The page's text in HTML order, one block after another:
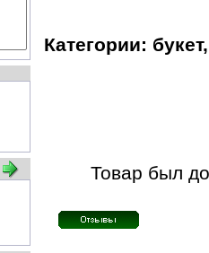
Категории:
Товар был